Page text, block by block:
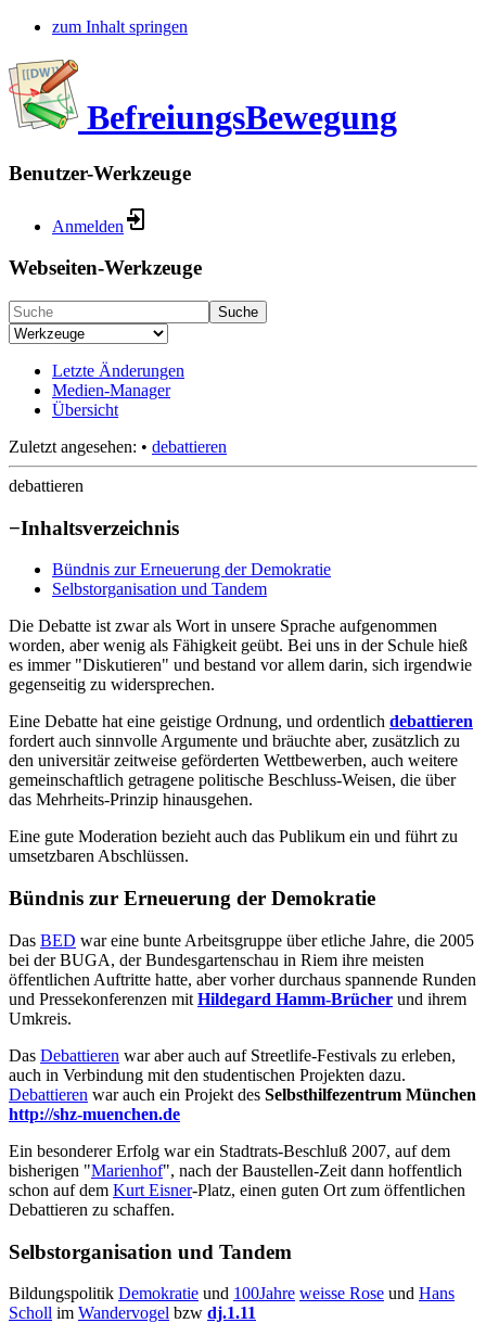
zum Inhalt springen
BefreiungsBewegung
Benutzer-Werkzeuge
Anmelden
Webseiten-Werkzeuge
Suche
Letzte Änderungen
Medien-Manager
Übersicht
Zuletzt angesehen: • debattieren
debattieren
−Inhaltsverzeichnis
Bündnis zur Erneuerung der Demokratie
Selbstorganisation und Tandem
Die Debatte ist zwar als Wort in unsere Sprache aufgenommen
worden, aber wenig als Fähigkeit geübt. Bei uns in der Schule hieß
es immer "Diskutieren" und bestand vor allem darin, sich irgendwie
gegenseitig zu widersprechen.
Eine Debatte hat eine geistige Ordnung, und ordentlich debattieren
fordert auch sinnvolle Argumente und bräuchte aber, zusätzlich zu
den universitär zeitweise geförderten Wettbewerben, auch weitere
gemeinschaftlich getragene politische Beschluss-Weisen, die über
das Mehrheits-Prinzip hinausgehen.
Eine gute Moderation bezieht auch das Publikum ein und führt zu
umsetzbaren Abschlüssen.
Bündnis zur Erneuerung der Demokratie
Das BED war eine bunte Arbeitsgruppe über etliche Jahre, die 2005
bei der BUGA, der Bundesgartenschau in Riem ihre meisten
öffentlichen Auftritte hatte, aber vorher durchaus spannende Runden
und Pressekonferenzen mit Hildegard Hamm-Brücher und ihrem
Umkreis.
Das Debattieren war aber auch auf Streetlife-Festivals zu erleben,
auch in Verbindung mit den studentischen Projekten dazu.
Debattieren war auch ein Projekt des Selbsthilfezentrum München
http://shz-muenchen.de
Ein besonderer Erfolg war ein Stadtrats-Beschluß 2007, auf dem
bisherigen "Marienhof", nach der Baustellen-Zeit dann hoffentlich
schon auf dem Kurt Eisner-Platz, einen guten Ort zum öffentlichen
Debattieren zu schaffen.
Selbstorganisation und Tandem
Bildungspolitik Demokratie und 100Jahre weisse Rose und Hans
Scholl im Wandervogel bzw dj.1.11